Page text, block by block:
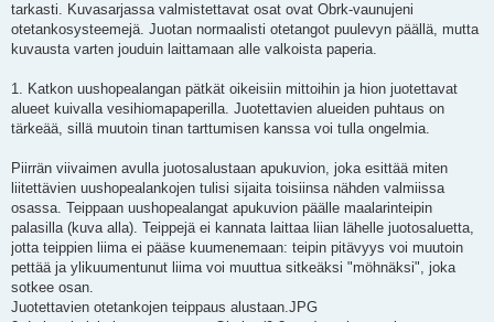
tarkasti. Kuvasarjassa valmistettavat osat ovat Obrk-vaunujeni
otetankosysteemejä. Juotan normaalisti otetangot puulevyn päällä, mutta
kuvausta varten jouduin laittamaan alle valkoista paperia.
1. Katkon uushopealangan pätkät oikeisiin mittoihin ja hion juotettavat
alueet kuivalla vesihiomapaperilla. Juotettavien alueiden puhtaus on
tärkeää, sillä muutoin tinan tarttumisen kanssa voi tulla ongelmia.
Piirrän viivaimen avulla juotosalustaan apukuvion, joka esittää miten
liitettävien uushopealankojen tulisi sijaita toisiinsa nähden valmiissa
osassa. Teippaan uushopealangat apukuvion päälle maalarinteipin
palasilla (kuva alla). Teippejä ei kannata laittaa liian lähelle juotosaluetta,
jotta teippien liima ei pääse kuumenemaan: teipin pitävyys voi muutoin
pettää ja ylikuumentunut liima voi muuttua sitkeäksi "möhnäksi", joka
sotkee osan.
Juotettavien otetankojen teippaus alustaan.JPG